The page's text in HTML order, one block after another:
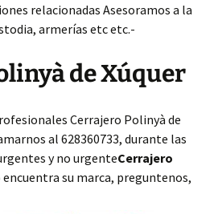
relacionadas Asesoramos a la
armerías etc etc.-
de Xúquer
Cerrajero Polinyà de
al 628360733, durante las
y no urgenteCerrajero
encuentra su marca, preguntenos,